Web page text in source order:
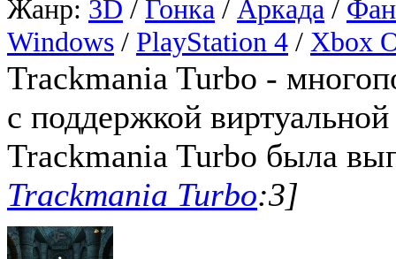
Жанр: 3D / Гонка / Аркада /
Windows / PlayStation 4 / Xbox
Trackmania Turbo -
с поддержкой
Trackmania Turbo была
Trackmania Turbo:3]